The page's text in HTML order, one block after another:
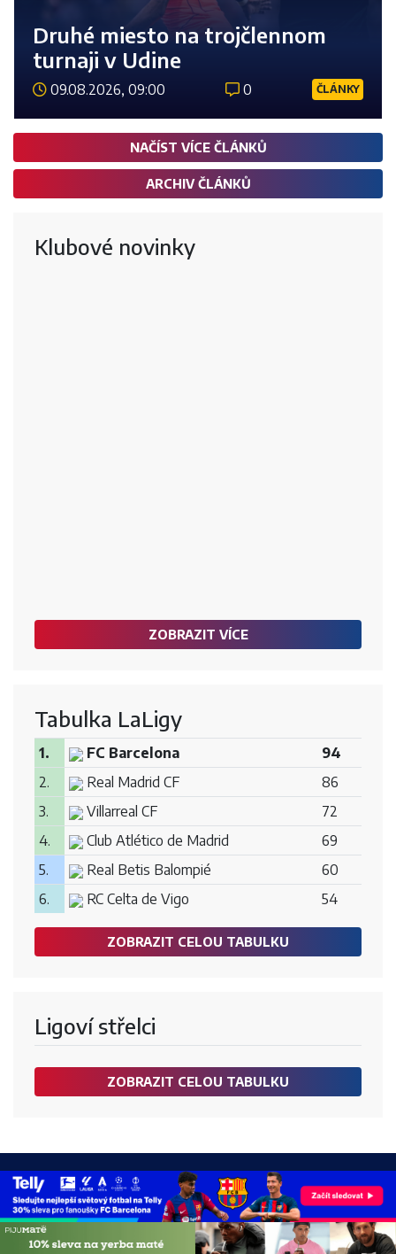
Druhé miesto na trojčlennom
turnaji v Udine
09.08.2026, 09:00 0 ČLÁNKY
NAČÍST VÍCE ČLÁNKŮ
ARCHIV ČLÁNKŮ
Klubové novinky
ZOBRAZIT VÍCE
Tabulka LaLigy
1. FC Barcelona
94
2.
Real Madrid CF
86
3.
Villarreal CF
72
4.
Club Atlético de Madrid
69
5.
Real Betis Balompié
60
6.
RC Celta de Vigo 54
ZOBRAZIT CELOU TABULKU
Ligoví střelci
ZOBRAZIT CELOU TABULKU